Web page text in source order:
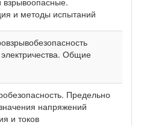
и методы испытаний
электричества. Общие
Предельно
напряжений
и токов